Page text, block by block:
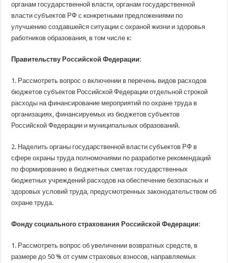
органам государственной власти, органам государственной
власти субъектов РФ с конкретными предложениями по
улучшению создавшейся ситуации с охраной жизни и здоровья
работников образования, в том числе к:
Правительству Российской Федерации:
1. Рассмотреть вопрос о включении в перечень видов расходов
бюджетов субъектов Российской Федерации отдельной строкой
расходы на финансирование мероприятий по охране труда в
организациях, финансируемых из бюджетов субъектов
Российской Федерации и муниципальных образований.
2. Наделить органы государственной власти субъектов РФ в
сфере охраны труда полномочиями по разработке рекомендаций
по формированию в бюджетных сметах государственных
бюджетных учреждений расходов на обеспечение безопасных и
здоровых условий труда, предусмотренных законодательством об
охране труда.
Фонду социального страхования Российской Федерации:
1. Рассмотреть вопрос об увеличении возвратных средств, в
размере до 50 % от сумм страховых взносов, направляемых